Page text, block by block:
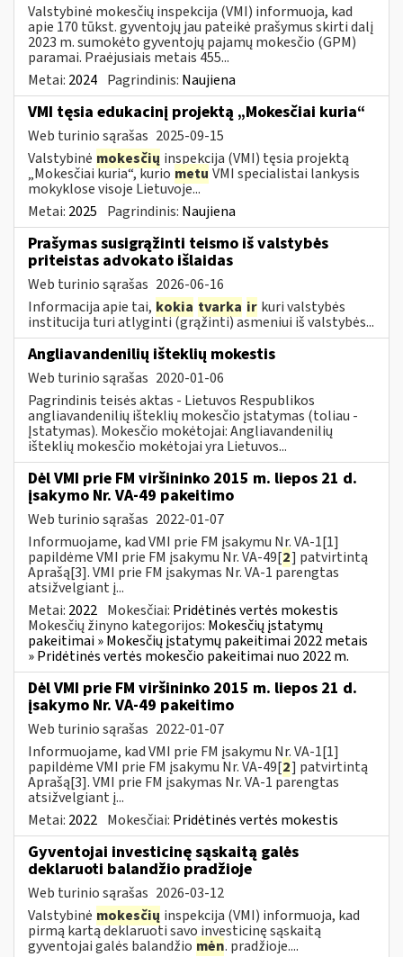
Valstybinė mokesčių inspekcija (VMI) informuoja, kad
apie 170 tūkst. gyventojų jau pateikė prašymus skirti dalį
2023 m. sumokėto gyventojų pajamų mokesčio (GPM)
paramai. Praėjusiais metais 455...
Metai: 2024 Pagrindinis: Naujiena
VMI tęsia edukacinį projektą „Mokesčiai kuria“
Web turinio sąrašas 2025-09-15
Valstybinė mokesčių inspekcija (VMI) tęsia projektą
„Mokesčiai kuria“, kurio metu VMI specialistai lankysis
mokyklose visoje Lietuvoje...
Metai: 2025 Pagrindinis: Naujiena
Prašymas susigrąžinti teismo iš valstybės
priteistas advokato išlaidas
Web turinio sąrašas 2026-06-16
Informacija apie tai, kokia tvarka ir kuri valstybės
institucija turi atlyginti (grąžinti) asmeniui iš valstybės...
Angliavandenilių išteklių mokestis
Web turinio sąrašas 2020-01-06
Pagrindinis teisės aktas - Lietuvos Respublikos
angliavandenilių išteklių mokesčio įstatymas (toliau -
Įstatymas). Mokesčio mokėtojai: Angliavandenilių
išteklių mokesčio mokėtojai yra Lietuvos...
Dėl VMI prie FM viršininko 2015 m. liepos 21 d.
įsakymo Nr. VA-49 pakeitimo
Web turinio sąrašas 2022-01-07
Informuojame, kad VMI prie FM įsakymu Nr. VA-1[1]
papildėme VMI prie FM įsakymu Nr. VA-49[2] patvirtintą
Aprašą[3]. VMI prie FM įsakymas Nr. VA-1 parengtas
atsižvelgiant į...
Metai: 2022 Mokesčiai: Pridėtinės vertės mokestis
Mokesčių žinyno kategorijos: Mokesčių įstatymų
pakeitimai » Mokesčių įstatymų pakeitimai 2022 metais
» Pridėtinės vertės mokesčio pakeitimai nuo 2022 m.
Dėl VMI prie FM viršininko 2015 m. liepos 21 d.
įsakymo Nr. VA-49 pakeitimo
Web turinio sąrašas 2022-01-07
Informuojame, kad VMI prie FM įsakymu Nr. VA-1[1]
papildėme VMI prie FM įsakymu Nr. VA-49[2] patvirtintą
Aprašą[3]. VMI prie FM įsakymas Nr. VA-1 parengtas
atsižvelgiant į...
Metai: 2022 Mokesčiai: Pridėtinės vertės mokestis
Gyventojai investicinę sąskaitą galės
deklaruoti balandžio pradžioje
Web turinio sąrašas 2026-03-12
Valstybinė mokesčių inspekcija (VMI) informuoja, kad
pirmą kartą deklaruoti savo investicinę sąskaitą
gyventojai galės balandžio mėn. pradžioje....